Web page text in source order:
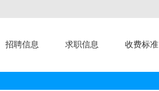
招聘信息 求职信息 收费标准